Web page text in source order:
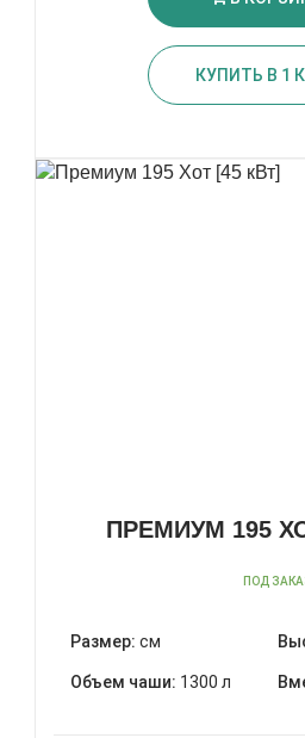
КУПИТЬ В 1
ПРЕМИУМ 195
ПОД
Размер: см
Объем чаши: 1300 л